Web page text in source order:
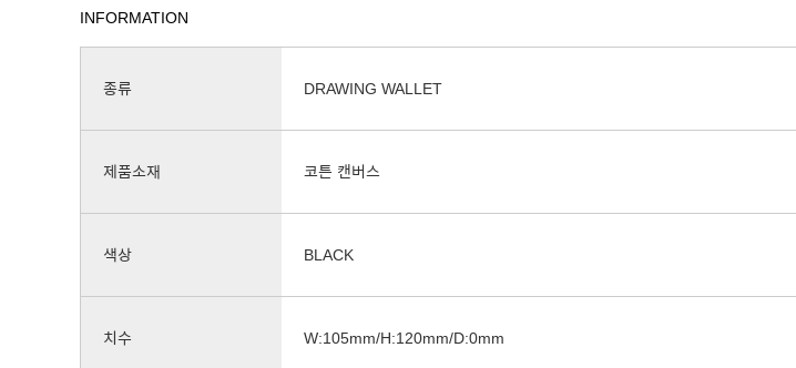
INFORMATION
종류 DRAWING WALLET
제품소재 코튼 캔버스
색상 BLACK
치수 W:105mm/H:120mm/D:0mm